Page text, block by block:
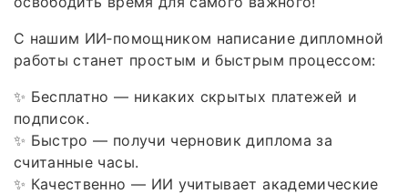
С нашим ИИ‑помощником написание дипломной
работы станет простым и быстрым процессом:
✨ Бесплатно — никаких скрытых платежей и
подписок.
✨ Быстро — получи черновик диплома за
считанные часы.
✨ Качественно — ИИ учитывает академические